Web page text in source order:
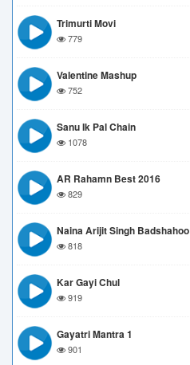
Trimurti Movi
779
Valentine Mashup
752
Sanu Ik Pal Chain
1078
AR Rahamn Best 2016
829
Naina Arijit Singh Badshahoo
818
Kar Gayi Chul
919
Gayatri Mantra 1
901